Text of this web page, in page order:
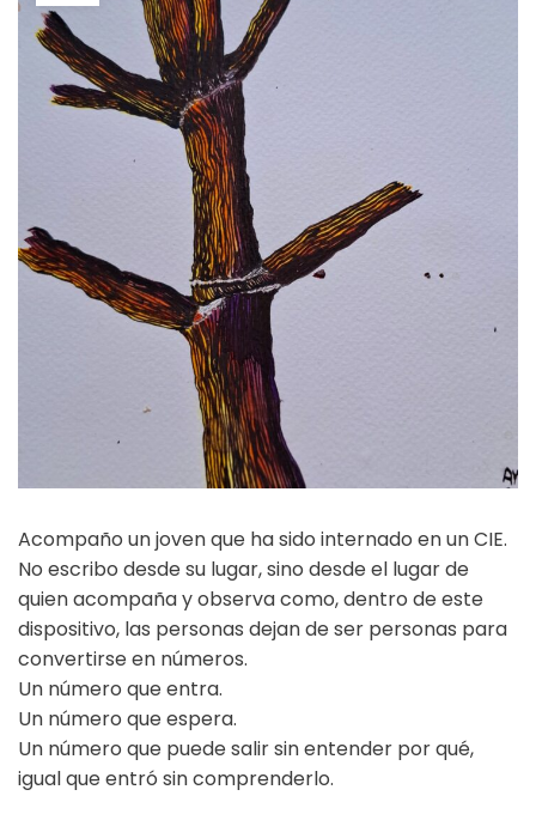
Acompaño un joven que ha sido internado en un CIE.
No escribo desde su lugar, sino desde el lugar de
quien acompaña y observa como, dentro de este
dispositivo, las personas dejan de ser personas para
convertirse en números.
Un número que entra.
Un número que espera.
Un número que puede salir sin entender por qué,
igual que entró sin comprenderlo.